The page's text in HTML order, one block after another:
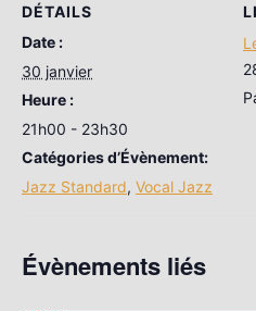
DÉTAILS
Date :
30 janvier
Heure :
21h00 - 23h30
Catégories d’Évènement:
Jazz Standard, Vocal Jazz
Évènements liés